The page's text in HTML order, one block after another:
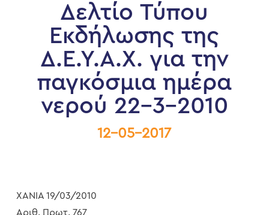
Δελτίο Τύπου
Εκδήλωσης της
Δ.Ε.Υ.Α.Χ. για την
παγκόσμια ημέρα
νερού 22-3-2010
12-05-2017
ΧΑΝΙΑ 19/03/2010
Αριθ. Πρωτ. 767